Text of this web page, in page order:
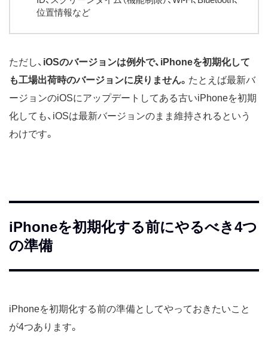
位置情報など
ただし、 iOSのバージョンは例外で、iPhoneを初期化して
も工場出荷時のバージョンに戻りません。 たとえば最新バ
ージョンのiOSにアップデートしてある古いiPhoneを初期
化しても、iOSは最新バージョンのまま維持されるという
わけです。
iPhoneを初期化する前にやるべき4つ
の準備
iPhoneを初期化する前の準備としてやっておきたいこと
が4つあります。